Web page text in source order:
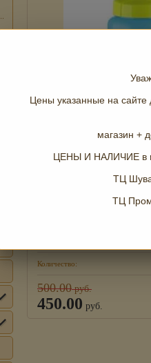
Цены указанные на сайте
магазин +
ЦЕНЫ И НАЛИЧИЕ в
ТЦ
ТЦ
Бутылка для воды
Количество:
500.00руб.
450.00 руб.